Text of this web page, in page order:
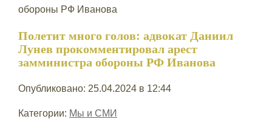
обороны РФ Иванова
Полетит много голов: адвокат Даниил
Лунев прокомментировал арест
замминистра обороны РФ Иванова
Опубликовано: 25.04.2024 в 12:44
Категории: Мы и СМИ